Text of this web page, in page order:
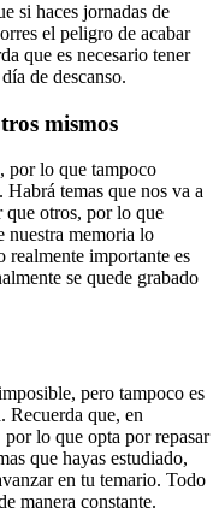
si haces jornadas de
el peligro de acabar
que es necesario tener
de descanso.
mismos
por lo que tampoco
. Habrá temas que nos va a
que otros, por lo que
nuestra memoria lo
realmente importante es
se quede grabado
pero tampoco es
Recuerda que, en
lo que opta por repasar
que hayas estudiado,
en tu temario. Todo
manera constante.